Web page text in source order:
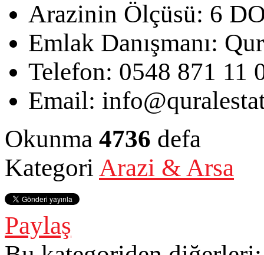
Arazinin Ölçüsü: 6
Emlak Danışmanı:
Telefon: 0548 871 11
Email:
Okunma 4736 defa
Kategori Arazi & Arsa
Paylaş